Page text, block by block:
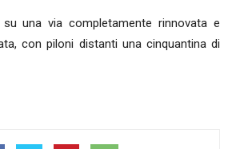
una via completamente rinnovata e
con piloni distanti una cinquantina di